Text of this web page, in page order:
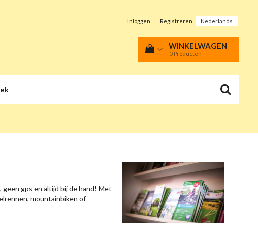
Inloggen | Registreren Nederlands
WINKELWAGEN
0 Producten
gps en altijd bij de hand! Met
mountainbiken of